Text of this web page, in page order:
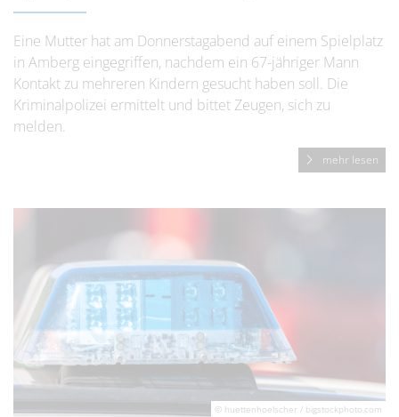
Eine Mutter hat am Donnerstagabend auf einem Spielplatz
in Amberg eingegriffen, nachdem ein 67-jähriger Mann
Kontakt zu mehreren Kindern gesucht haben soll. Die
Kriminalpolizei ermittelt und bittet Zeugen, sich zu
melden.
mehr lesen
© huettenhoelscher / bigstockphoto.com